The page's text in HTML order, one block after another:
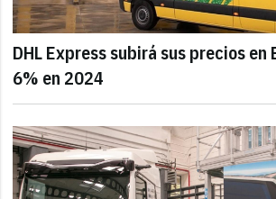
DHL Express subirá sus precios en
6% en 2024